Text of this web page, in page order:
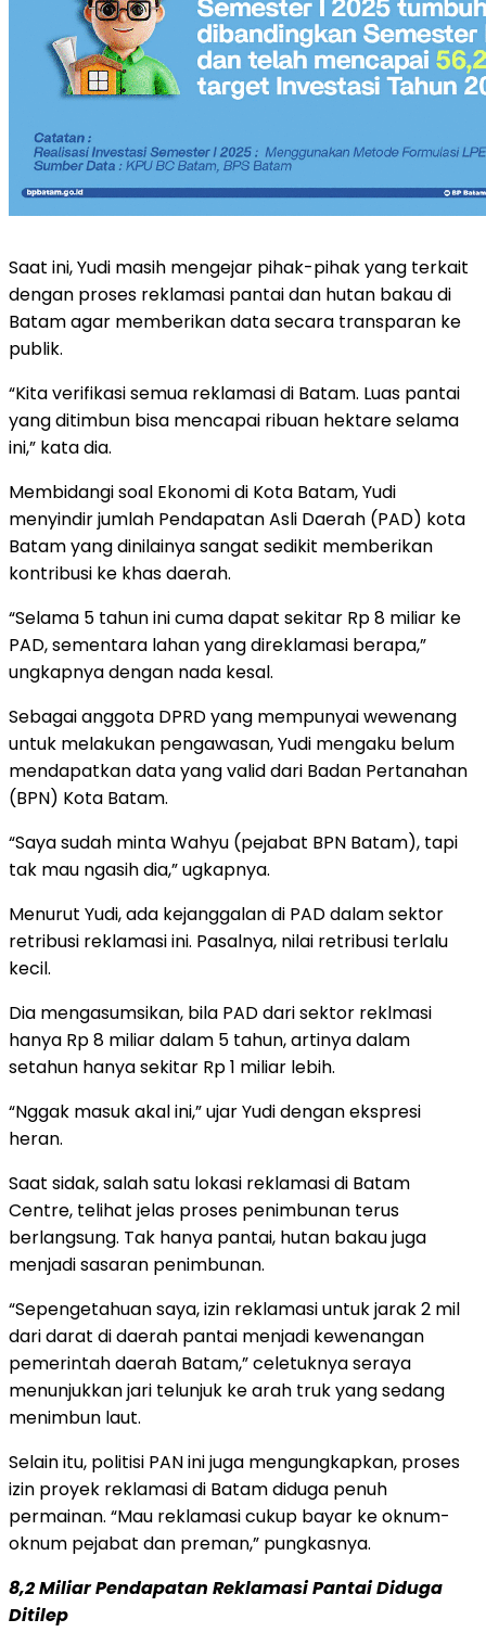
Saat ini, Yudi masih mengejar pihak-pihak yang terkait
dengan proses reklamasi pantai dan hutan bakau di
Batam agar memberikan data secara transparan ke
publik.
“Kita verifikasi semua reklamasi di Batam. Luas pantai
yang ditimbun bisa mencapai ribuan hektare selama
ini,” kata dia.
Membidangi soal Ekonomi di Kota Batam, Yudi
menyindir jumlah Pendapatan Asli Daerah (PAD) kota
Batam yang dinilainya sangat sedikit memberikan
kontribusi ke khas daerah.
“Selama 5 tahun ini cuma dapat sekitar Rp 8 miliar ke
PAD, sementara lahan yang direklamasi berapa,”
ungkapnya dengan nada kesal.
Sebagai anggota DPRD yang mempunyai wewenang
untuk melakukan pengawasan, Yudi mengaku belum
mendapatkan data yang valid dari Badan Pertanahan
(BPN) Kota Batam.
“Saya sudah minta Wahyu (pejabat BPN Batam), tapi
tak mau ngasih dia,” ugkapnya.
Menurut Yudi, ada kejanggalan di PAD dalam sektor
retribusi reklamasi ini. Pasalnya, nilai retribusi terlalu
kecil.
Dia mengasumsikan, bila PAD dari sektor reklmasi
hanya Rp 8 miliar dalam 5 tahun, artinya dalam
setahun hanya sekitar Rp 1 miliar lebih.
“Nggak masuk akal ini,” ujar Yudi dengan ekspresi
heran.
Saat sidak, salah satu lokasi reklamasi di Batam
Centre, telihat jelas proses penimbunan terus
berlangsung. Tak hanya pantai, hutan bakau juga
menjadi sasaran penimbunan.
“Sepengetahuan saya, izin reklamasi untuk jarak 2 mil
dari darat di daerah pantai menjadi kewenangan
pemerintah daerah Batam,” celetuknya seraya
menunjukkan jari telunjuk ke arah truk yang sedang
menimbun laut.
Selain itu, politisi PAN ini juga mengungkapkan, proses
izin proyek reklamasi di Batam diduga penuh
permainan. “Mau reklamasi cukup bayar ke oknum-
oknum pejabat dan preman,” pungkasnya.
8,2 Miliar Pendapatan Reklamasi Pantai Diduga
Ditilep